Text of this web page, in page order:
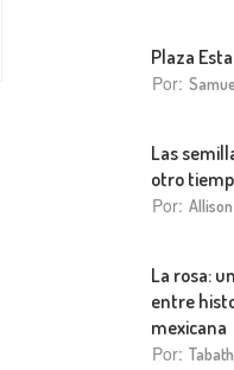
Plaza
Por:
Las
otro
Por: Allison
La rosa:
entre
mexicana
Por: